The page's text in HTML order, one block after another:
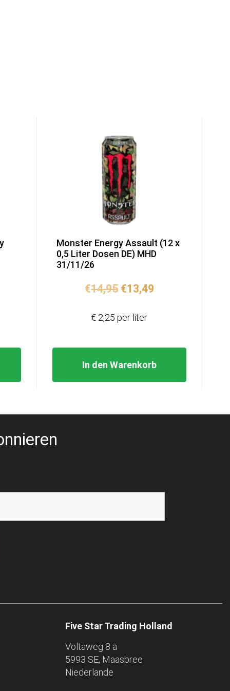
Monster Energy Assault (12 x
0,5 Liter Dosen DE) MHD
31/11/26
€14,95 Ursprünglicher
war:
€13,49Aktueller
In den Warenkorb
€ 2,25 per liter
Five Star Trading Holland
Voltaweg 8 a
5993 SE, Maasbree
Niederlande